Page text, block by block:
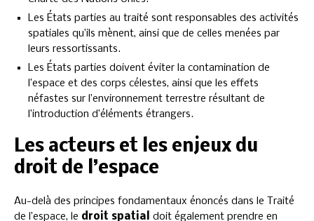
Les États parties au traité sont responsables des activités
spatiales qu’ils mènent, ainsi que de celles menées par
leurs ressortissants.
Les États parties doivent éviter la contamination de
l’espace et des corps célestes, ainsi que les effets
néfastes sur l’environnement terrestre résultant de
l’introduction d’éléments étrangers.
Les acteurs et les enjeux du
droit de l’espace
Au-delà des principes fondamentaux énoncés dans le Traité
de l’espace, le droit spatial
doit également prendre en